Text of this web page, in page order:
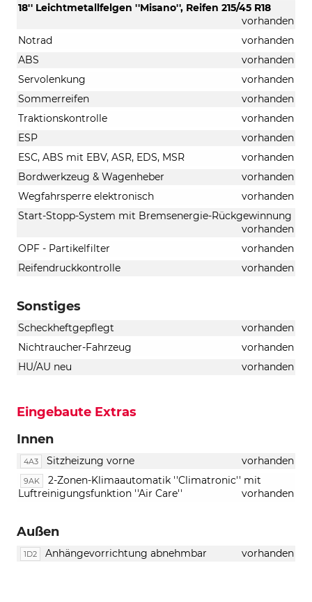
18'' Leichtmetallfelgen ''Misano'', Reifen 215/45 R18
vorhanden
Notrad
vorhanden
ABS
vorhanden
Servolenkung
vorhanden
Sommerreifen
vorhanden
Traktionskontrolle
vorhanden
ESP
vorhanden
ESC, ABS mit EBV, ASR, EDS, MSR
vorhanden
Bordwerkzeug & Wagenheber
vorhanden
Wegfahrsperre elektronisch
vorhanden
Start-Stopp-System mit Bremsenergie-Rückgewinnung
vorhanden
OPF - Partikelfilter
vorhanden
Reifendruckkontrolle
vorhanden
Sonstiges
Scheckheftgepflegt
vorhanden
Nichtraucher-Fahrzeug
vorhanden
HU/AU neu
vorhanden
Eingebaute Extras
Innen
4A3 Sitzheizung vorne vorhanden
9AK
2-Zonen-Klimaautomatik ''Climatronic'' mit
Luftreinigungsfunktion ''Air Care''
vorhanden
Außen
1D2 Anhängevorrichtung abnehmbar vorhanden